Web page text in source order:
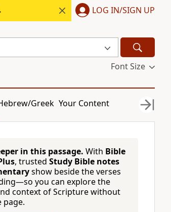
LOG IN/SIGN UP
Font Size
Greek Your Content
in this passage. With Bible
, trusted Study Bible notes
show beside the verses
you can explore the
context of Scripture without
page.